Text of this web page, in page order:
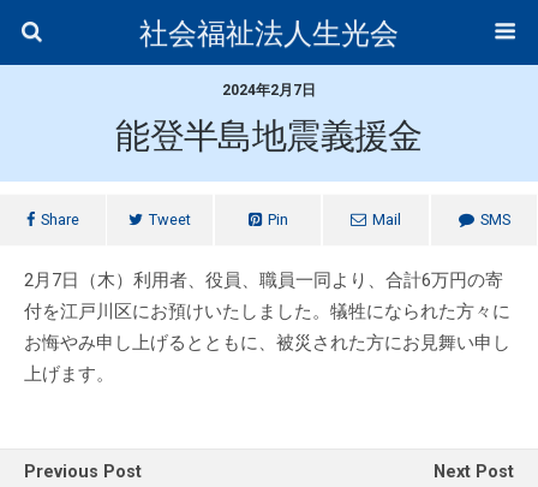
社会福祉法人生光会
2024年2月7日
能登半島地震義援金
Share Tweet Pin Mail SMS
2月7日（木）利用者、役員、職員一同より、合計6万円の寄
付を江戸川区にお預けいたしました。犠牲になられた方々に
お悔やみ申し上げるとともに、被災された方にお見舞い申し
上げます。
Previous Post
Next Post